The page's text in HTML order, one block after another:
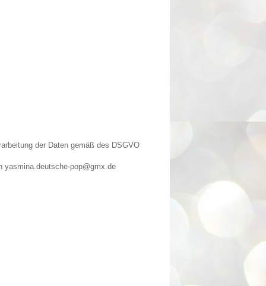
der Daten gemäß des DSGVO
yasmina.deutsche-pop@gmx.de